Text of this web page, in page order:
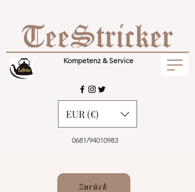
Kompetenz & Service
0681/94010983
EUR (€)
Zurück